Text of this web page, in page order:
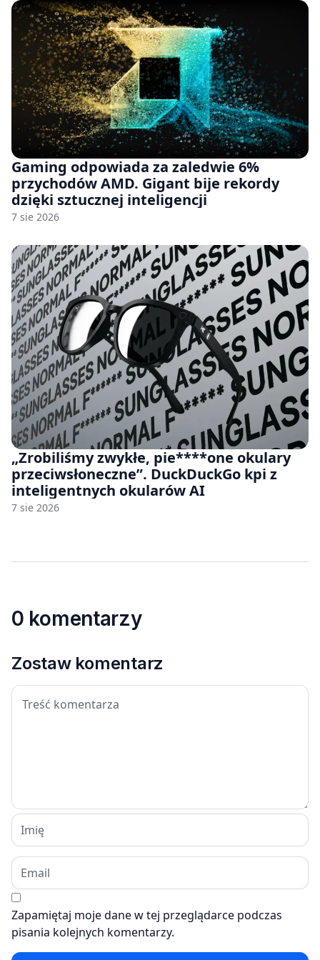
Gaming odpowiada za zaledwie 6%
przychodów AMD. Gigant bije rekordy
dzięki sztucznej inteligencji
7 sie 2026
„Zrobiliśmy zwykłe, pie****one okulary
przeciwsłoneczne”. DuckDuckGo kpi z
inteligentnych okularów AI
7 sie 2026
0 komentarzy
Zostaw komentarz
Zapamiętaj moje dane w tej przeglądarce podczas
pisania kolejnych komentarzy.